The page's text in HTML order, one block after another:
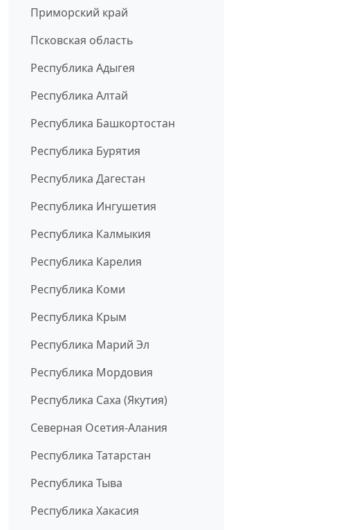
Приморский край
Псковская область
Республика Адыгея
Республика Алтай
Республика Башкортостан
Республика Бурятия
Республика Дагестан
Республика Ингушетия
Республика Калмыкия
Республика Карелия
Республика Коми
Республика Крым
Республика Марий Эл
Республика Мордовия
Республика Саха (Якутия)
Северная Осетия-Алания
Республика Татарстан
Республика Тыва
Республика Хакасия